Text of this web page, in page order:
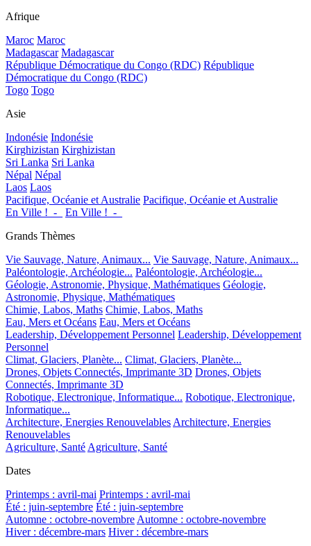
Afrique
Maroc Maroc
Madagascar Madagascar
République Démocratique du Congo (RDC) République
Démocratique du Congo (RDC)
Togo Togo
Asie
Indonésie Indonésie
Kirghizistan Kirghizistan
Sri Lanka Sri Lanka
Népal Népal
Laos Laos
Pacifique, Océanie et Australie Pacifique, Océanie et Australie
En Ville !_-_
En Ville !_-_
Grands Thèmes
Vie Sauvage, Nature, Animaux... Vie Sauvage, Nature, Animaux...
Paléontologie, Archéologie... Paléontologie, Archéologie...
Géologie, Astronomie, Physique, Mathématiques Géologie,
Astronomie, Physique, Mathématiques
Chimie, Labos, Maths Chimie, Labos, Maths
Eau, Mers et Océans Eau, Mers et Océans
Leadership, Développement Personnel Leadership, Développement
Personnel
Climat, Glaciers, Planète... Climat, Glaciers, Planète...
Drones, Objets Connectés, Imprimante 3D Drones, Objets
Connectés, Imprimante 3D
Robotique, Electronique, Informatique... Robotique, Electronique,
Informatique...
Architecture, Energies RenouvelablesArchitecture, Energies
Renouvelables
Agriculture, SantéAgriculture, Santé
Dates
Printemps : avril-mai Printemps : avril-mai
Été : juin-septembre Été : juin-septembre
Automne : octobre-novembreAutomne : octobre-novembre
Hiver : décembre-mars Hiver : décembre-mars